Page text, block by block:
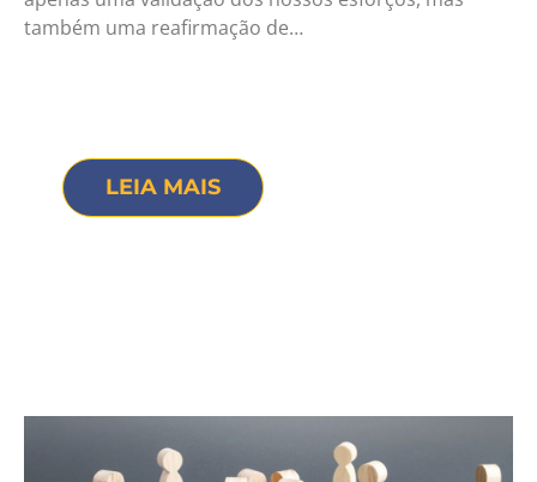
também uma reafirmação de…
LEIA MAIS